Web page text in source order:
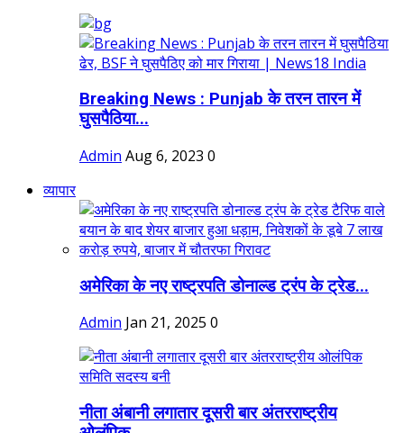
Breaking News : Punjab के तरन तारन में
घुसपैठिया...
Admin Aug 6, 2023 0
व्यापार
अमेरिका के नए राष्ट्रपति डोनाल्ड ट्रंप के ट्रेड...
Admin Jan 21, 2025 0
नीता अंबानी लगातार दूसरी बार अंतरराष्ट्रीय